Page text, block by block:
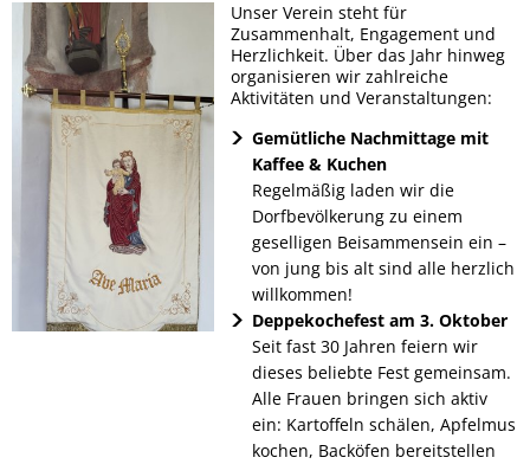
Neue Wanderwege
Kleppern 2025
Bienen in Wirfus
Maibaum
Dorfgarten - Neuer Zaun
Schwalben
Tauschschrank
Unser Dorf hat Zukunft -
Dorfgarten
Wanderweg
Villa Margarethe
Johannes Junglas
Kloster Rosental
Unser Verein steht für
Zusammenhalt, Engagement und
Herzlichkeit. Über das Jahr hinweg
organisieren wir zahlreiche
Aktivitäten und Veranstaltungen:
Gemütliche Nachmittage mit
Kaffee & Kuchen
Regelmäßig laden wir die
Dorfbevölkerung zu einem
geselligen Beisammensein ein –
von jung bis alt sind alle herzlich
willkommen!
Deppekochefest am 3. Oktober
Seit fast 30 Jahren feiern wir
dieses beliebte Fest gemeinsam.
Alle Frauen bringen sich aktiv
ein: Kartoffeln schälen, Apfelmus
kochen, Backöfen bereitstellen